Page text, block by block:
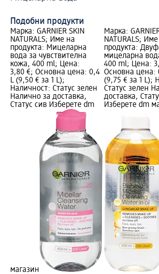
Подобни продукти
Марка: GARNIER SKIN
NATURALS; Име на
продукта: Мицеларна
вода за чувствителна
кожа, 400 ml; Цена:
3,80 €; Основна цена: 0,4
L (9,50 € за 1 L);
Наличност: Статус зелен
Налично за доставка,
Статус сив Изберете dm
магазин
Марка:
NATURALS;
продукта:
мицеларна
400 ml; Цена:
Основна цена:
(9,75 € за 1 L);
Статус зелен
доставка,
Изберете dm